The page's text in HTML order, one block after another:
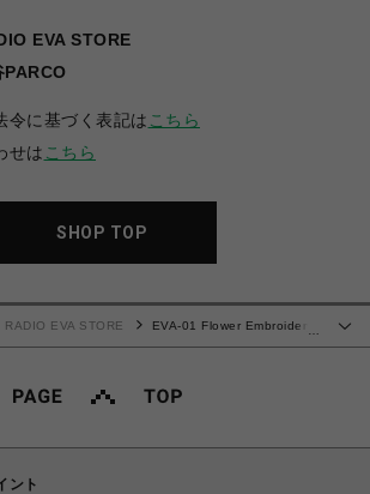
EVA STORE
PARCO
令に基づく表記は こちら
せは こちら
SHOP TOP
RADIO EVA STORE
EVA-01 Flower Embroidery
ント